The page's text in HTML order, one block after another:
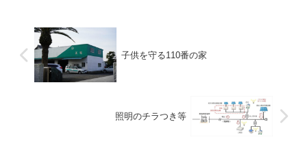
子供を守る110番の家
照明のチラつき等